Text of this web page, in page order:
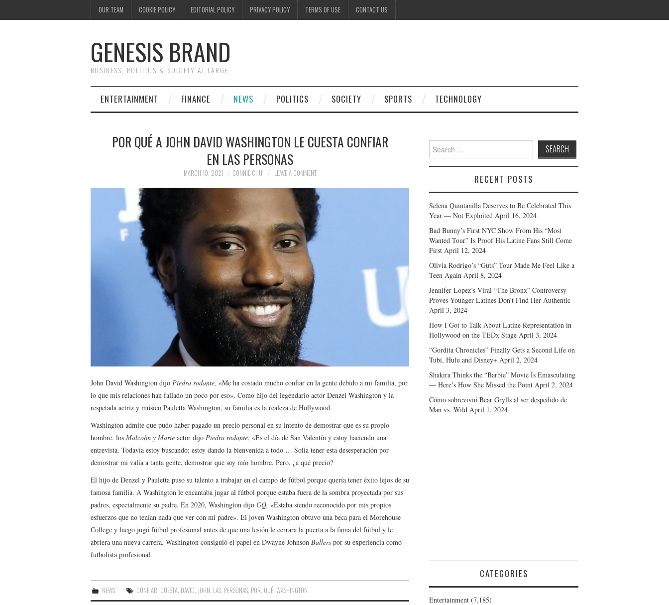
OUR TEAM COOKIE POLICY EDITORIAL POLICY PRIVACY POLICY TERMS OF USE CONTACT US
GENESIS BRAND
BUSINESS, POLITICS & SOCIETY AT LARGE
ENTERTAINMENT FINANCE NEWS POLITICS SOCIETY SPORTS TECHNOLOGY
POR QUÉ A JOHN DAVID WASHINGTON LE CUESTA CONFIAR
EN LAS PERSONAS
MARCH 19, 2021 CONNIE CHU LEAVE A COMMENT
John David Washington dijo Piedra rodante, «Me ha costado mucho confiar en la gente debido a mi familia, por
lo que mis relaciones han fallado un poco por eso». Como hijo del legendario actor Denzel Washington y la
respetada actriz y músico Pauletta Washington, su familia es la realeza de Hollywood.
Washington admite que pudo haber pagado un precio personal en su intento de demostrar que es su propio
hombre. los Malcolm y Marie actor dijo Piedra rodante, «Es el día de San Valentín y estoy haciendo una
entrevista. Todavía estoy buscando; estoy dando la bienvenida a todo … Solía ​​tener esta desesperación por
demostrar mi valía a tanta gente, demostrar que soy mío hombre. Pero, ¿a qué precio?
El hijo de Denzel y Pauletta puso su talento a trabajar en el campo de fútbol porque quería tener éxito lejos de su
famosa familia. A Washington le encantaba jugar al fútbol porque estaba fuera de la sombra proyectada por sus
padres, especialmente su padre. En 2020, Washington dijo GQ, «Estaba siendo reconocido por mis propios
esfuerzos que no tenían nada que ver con mi padre». El joven Washington obtuvo una beca para el Morehouse
College y luego jugó fútbol profesional antes de que una lesión le cerrara la puerta a la fama del fútbol y le
abriera una nueva carrera. Washington consiguió el papel en Dwayne Johnson Ballers por su experiencia como
futbolista profesional.
NEWS CONFIAR, CUESTA, DAVID, JOHN, LAS, PERSONAS, POR, QUÉ,WASHINGTON
Search
for:
RECENT POSTS
Selena Quintanilla Deserves to Be Celebrated This
Year — Not Exploited April 16, 2024
Bad Bunny’s First NYC Show From His “Most
Wanted Tour” Is Proof His Latine Fans Still Come
First April 12, 2024
Olivia Rodrigo’s “Guts” Tour Made Me Feel Like a
Teen Again April 8, 2024
Jennifer Lopez’s Viral “The Bronx” Controversy
Proves Younger Latines Don’t Find Her Authentic
April 3, 2024
How I Got to Talk About Latine Representation in
Hollywood on the TEDx Stage April 3, 2024
“Gordita Chronicles” Finally Gets a Second Life on
Tubi, Hulu and Disney+ April 2, 2024
Shakira Thinks the “Barbie” Movie Is Emasculating
— Here’s How She Missed the Point April 2, 2024
Cómo sobrevivió Bear Grylls al ser despedido de
Man vs. Wild April 1, 2024
CATEGORIES
Entertainment (7,185)